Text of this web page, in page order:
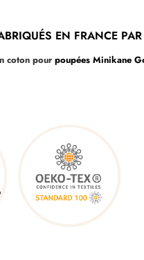
EN FRANCE
coton pour poupées Minikane